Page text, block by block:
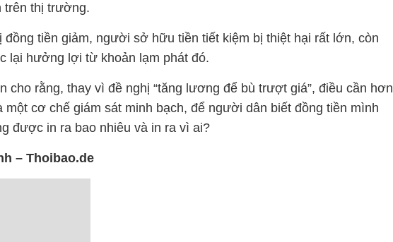
trên thị trường.
đồng tiền giảm, người sở hữu tiền tiết kiệm bị thiệt hại rất lớn, còn
lại hưởng lợi từ khoản lạm phát đó.
cho rằng, thay vì đề nghị “tăng lương để bù trượt giá”, điều cần hơn
một cơ chế giám sát minh bạch, để người dân biết đồng tiền mình
được in ra bao nhiêu và in ra vì ai?
– Thoibao.de